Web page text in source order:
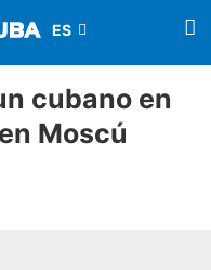
cubano en
Moscú